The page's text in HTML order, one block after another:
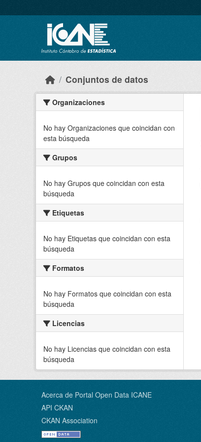
Conjuntos de datos
Organizaciones
No hay Organizaciones que coincidan con
esta búsqueda
Grupos
No hay Grupos que coincidan con esta
búsqueda
Etiquetas
No hay Etiquetas que coincidan con esta
búsqueda
Formatos
No hay Formatos que coincidan con esta
búsqueda
Licencias
No hay Licencias que coincidan con esta
búsqueda
Acerca de Portal Open Data ICANE
API CKAN
CKAN Association